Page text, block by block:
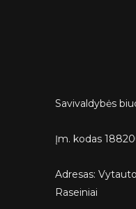
Savivaldybės
Įm. kodas
Adresas:
Raseiniai